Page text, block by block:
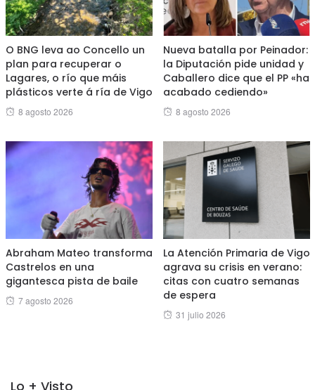
O BNG leva ao Concello un
plan para recuperar o
Lagares, o río que máis
plásticos verte á ría de Vigo
Posted
8 agosto 2026
Nueva batalla por Peinador:
la Diputación pide unidad y
Caballero dice que el PP «ha
acabado cediendo»
Posted
8 agosto 2026
Abraham Mateo transforma
Castrelos en una
gigantesca pista de baile
Posted
7 agosto 2026
La Atención Primaria de Vigo
agrava su crisis en verano:
citas con cuatro semanas
de espera
Posted
31 julio 2026
Lo + Visto